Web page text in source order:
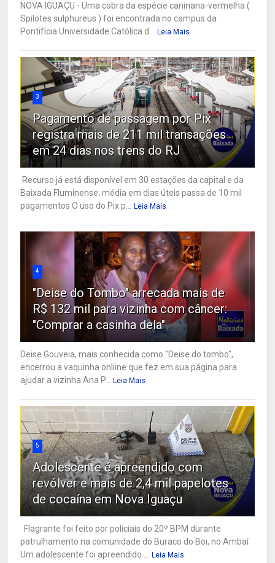
NOVA IGUAÇU - Uma cobra da espécie caninana-vermelha (
Spilotes sulphureus ) foi encontrada no campus da
Pontifícia Universidade Católica d... Leia Mais
3
Pagamento de passagem por Pix
registra mais de 211 mil transações
em 24 dias nos trens do RJ
Recurso já está disponível em 30 estações da capital e da
Baixada Fluminense; média em dias úteis passa de 10 mil
pagamentos O uso do Pix p... Leia Mais
4
"Deise do Tombo" arrecada mais de
R$ 132 mil para vizinha com câncer:
"Comprar a casinha dela"
Deise Gouveia, mais conhecida como "Deise do tombo",
encerrou a vaquinha onliine que fez em sua página para
ajudar a vizinha Ana P... Leia Mais
5
Adolescente é apreendido com
revólver e mais de 2,4 mil papelotes
de cocaína em Nova Iguaçu
Flagrante foi feito por policiais do 20º BPM durante
patrulhamento na comunidade do Buraco do Boi, no Ambaí
Um adolescente foi apreendido ... Leia Mais